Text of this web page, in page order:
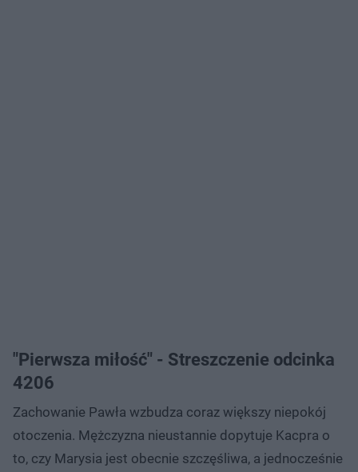
"Pierwsza miłość" - Streszczenie odcinka
4206
Zachowanie Pawła wzbudza coraz większy niepokój
otoczenia. Mężczyzna nieustannie dopytuje Kacpra o
to, czy Marysia jest obecnie szczęśliwa, a jednocześnie